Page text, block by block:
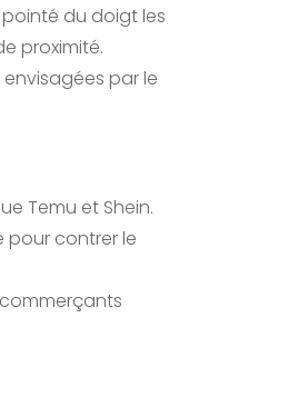
pointé du doigt les
proximité.
par le
Temu et Shein.
pour contrer le